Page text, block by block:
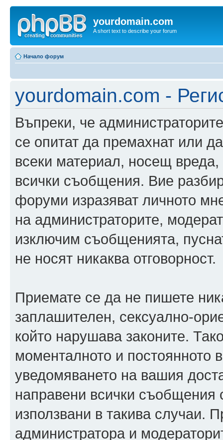
yourdomain.com
A short text to describe your forum
Начало форум
yourdomain.com -
Въпреки, че
се опитат да премахнат или
всеки материал, носещ
всички съобщения. Вие
форуми изразяват личното
на администраторите,
изключим съобщенията,
не носят никаква отговорност.
Приемате се да не пишете
заплашителен, сексуално-
който нарушава законите.
моменталното и постоянното
уведомяването на вашия
направени всички съобщения
използвани в такива случаи.
администратора и